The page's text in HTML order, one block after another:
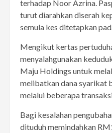
terhadap Noor Azrina.
turut diarahkan diserah
semula kes ditetapkan
Mengikut kertas
menyalahgunakan
Maju Holdings untuk
melibatkan dana syarikat
melalui beberapa
Bagi kesalahan
dituduh memindahkan